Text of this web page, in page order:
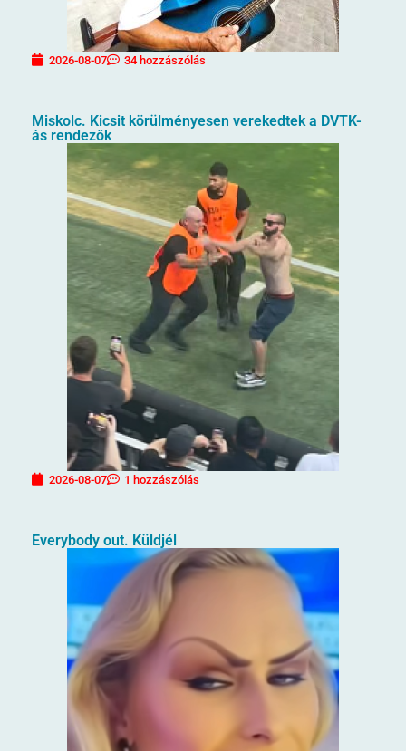
2026-08-07 34 hozzászólás
Miskolc. Kicsit körülményesen verekedtek a DVTK-
ás rendezők
2026-08-07 1 hozzászólás
Everybody out. Küldjél